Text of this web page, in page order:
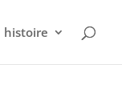
histoire